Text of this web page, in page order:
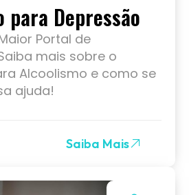
para Depressão
Portal de
mais sobre o
Alcoolismo e como se
ajuda!
Saiba Mais